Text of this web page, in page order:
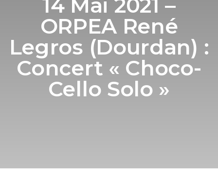
ORPEA René
Legros (Dourdan) :
Concert « Choco-
Cello Solo »